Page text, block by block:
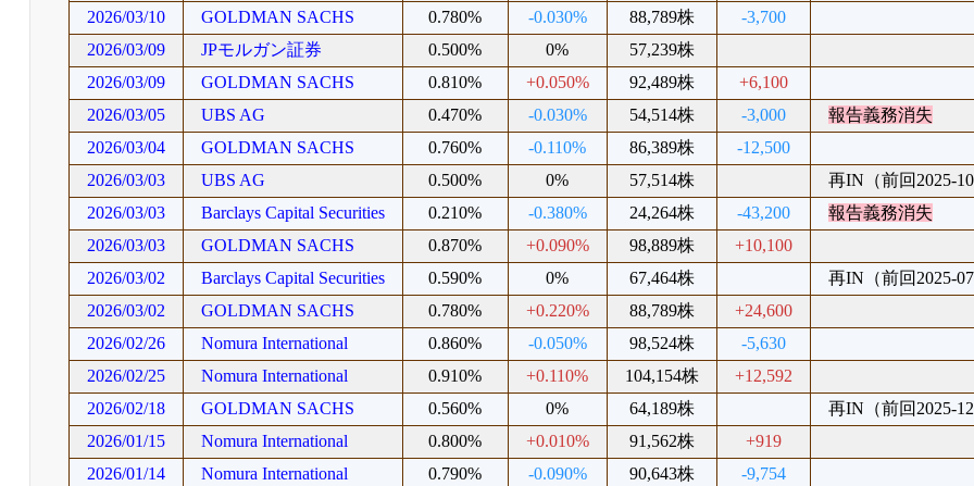
2026/03/10
GOLDMAN SACHS 0.780% -0.030% 88,789株
-3,700
2026/03/09
JPモルガン証券 0.500% 0%
57,239株
2026/03/09
GOLDMAN SACHS 0.810% +0.050% 92,489株
+6,100
2026/03/05
UBS AG 0.470% -0.030% 54,514株 -3,000
報告義務消失
2026/03/04
GOLDMAN SACHS 0.760% -0.110% 86,389株
-12,500
2026/03/03
UBS AG 0.500% 0% 57,514株
再IN（前回2025-
2026/03/03
Barclays Capital Securities 0.210% -0.380% 24,264株 -43,200
報告義務消失
2026/03/03
GOLDMAN SACHS 0.870% +0.090% 98,889株
+10,100
2026/03/02
Barclays Capital Securities 0.590% 0% 67,464株
再IN（前回2025-
2026/03/02
GOLDMAN SACHS 0.780% +0.220% 88,789株
+24,600
2026/02/26
Nomura International 0.860% -0.050% 98,524株
-5,630
2026/02/25
Nomura International 0.910% +0.110% 104,154株
+12,592
2026/02/18
GOLDMAN SACHS 0.560% 0% 64,189株
再IN（前回2025-
2026/01/15
Nomura International 0.800% +0.010% 91,562株
+919
2026/01/14
Nomura International 0.790% -0.090% 90,643株
-9,754